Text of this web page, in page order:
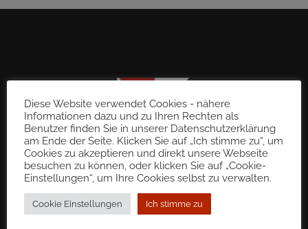
Gemeinde St. Martin im Sulmtal
8543 Sulb 72
Diese Website verwendet Cookies - nähere
Informationen dazu und zu Ihren Rechten als
Benutzer finden Sie in unserer Datenschutzerklärung
am Ende der Seite. Klicken Sie auf „Ich stimme zu“, um
Cookies zu akzeptieren und direkt unsere Webseite
besuchen zu können, oder klicken Sie auf „Cookie-
Einstellungen“, um Ihre Cookies selbst zu verwalten.
Cookie Einstellungen Ich stimme zu